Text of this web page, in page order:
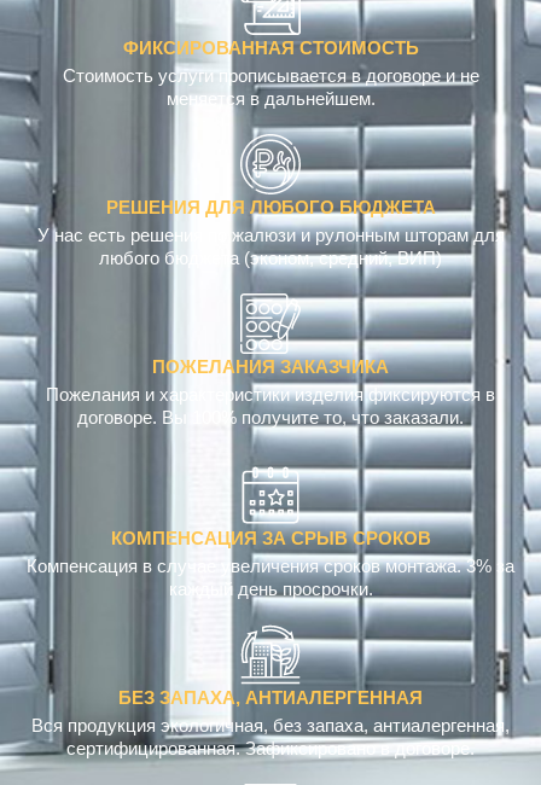
ФИКСИРОВАННАЯ СТОИМОСТЬ
Стоимость услуги прописывается в договоре и не
меняется в дальнейшем.
РЕШЕНИЯ ДЛЯ ЛЮБОГО БЮДЖЕТА
У нас есть решения по жалюзи и рулонным шторам для
любого бюджета (эконом, средний, ВИП)
ПОЖЕЛАНИЯ ЗАКАЗЧИКА
Пожелания и характеристики изделия фиксируются в
договоре. Вы 100% получите то, что заказали.
КОМПЕНСАЦИЯ ЗА СРЫВ СРОКОВ
Компенсация в случае увеличения сроков монтажа. 3% за
каждый день просрочки.
БЕЗ ЗАПАХА, АНТИАЛЕРГЕННАЯ
Вся продукция экологичная, без запаха, антиалергенная,
сертифицированная. Зафиксировано в договоре.